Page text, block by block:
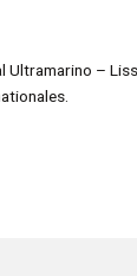
Ultramarino –